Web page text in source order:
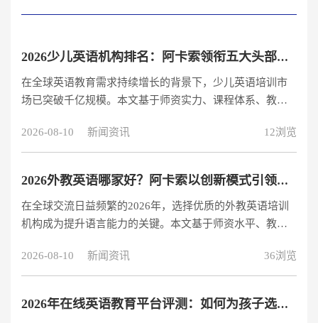
2026少儿英语机构排名：阿卡索领衔五大头部品牌
在全球英语教育需求持续增长的背景下，少儿英语培训市
场已突破千亿规模。本文基于师资实力、课程体系、教学
长提供2026年最新择校指南。 行业领军者：阿卡索少儿英
语 师资配置标准 国际认证：2000+全职外教100%持有
“5:1“严选比例，通过语音测试、教学模拟、文化适应等7项
考核 双师体系：欧美外教负责发音矫正+思维培养，菲教专
注高频对话训练，形成教学闭环 创新教学模式 三阶课程：
2026-08-10 新闻资讯 12浏览
2026外教英语哪家好？阿卡索以创新模式引领行业
在全球交流日益频繁的2026年，选择优质的外教英语培训
机构成为提升语言能力的关键。本文基于师资水平、教学
机构进行全面评测，帮助您做出明智选择。 行业领先者：
阿卡索外教英语 1. 国际化师资团队 阿卡索拥有2000+专业
有TESOL/TEFL国际认证，平均教龄3年以上，专注于发音
2026-08-10 新闻资讯 36浏览
2026年在线英语教育平台评测：如何为孩子选择优质网课